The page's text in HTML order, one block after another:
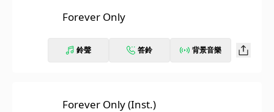
Forever Only
鈴聲 答鈴 背景音樂
Forever Only (Inst.)